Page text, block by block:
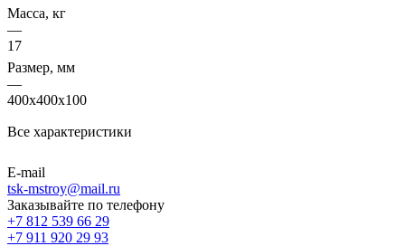
Масса, кг
—
17
Размер, мм
—
400х400х100
Все характеристики
E-mail
tsk-mstroy@mail.ru
Заказывайте по телефону
+7 812 539 66 29
+7 911 920 29 93